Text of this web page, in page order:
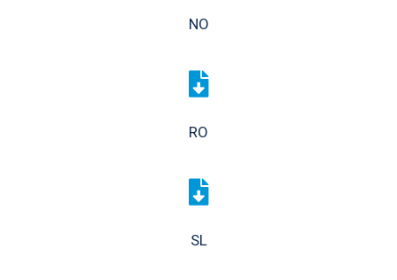
NO
RO
SL